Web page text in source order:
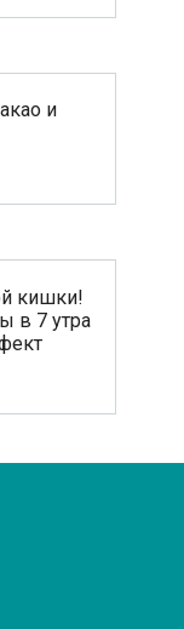
и
кишки!
в 7 утра